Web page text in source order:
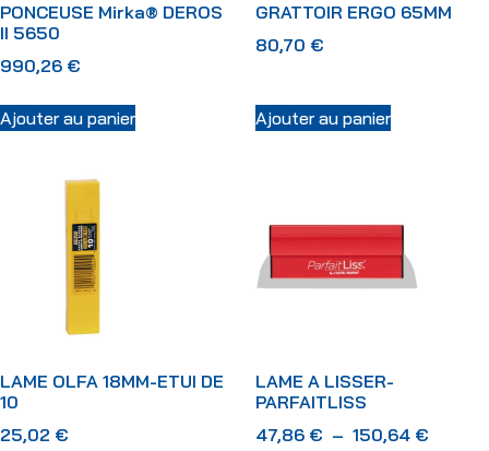
PONCEUSE Mirka® DEROS
II 5650
990,26 €
Ajouter au panier
GRATTOIR ERGO 65MM
80,70 €
Ajouter au panier
LAME OLFA 18MM-ETUI DE
10
25,02 €
LAME A LISSER-
PARFAITLISS
47,86 € – 150,64 €